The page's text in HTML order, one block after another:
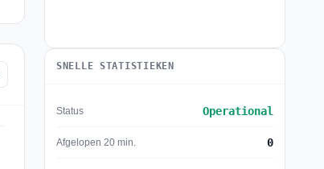
SNELLE STATISTIEKEN
Status Operational
Afgelopen 20 min. 0